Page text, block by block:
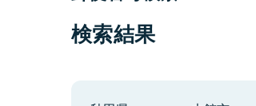
検索結果